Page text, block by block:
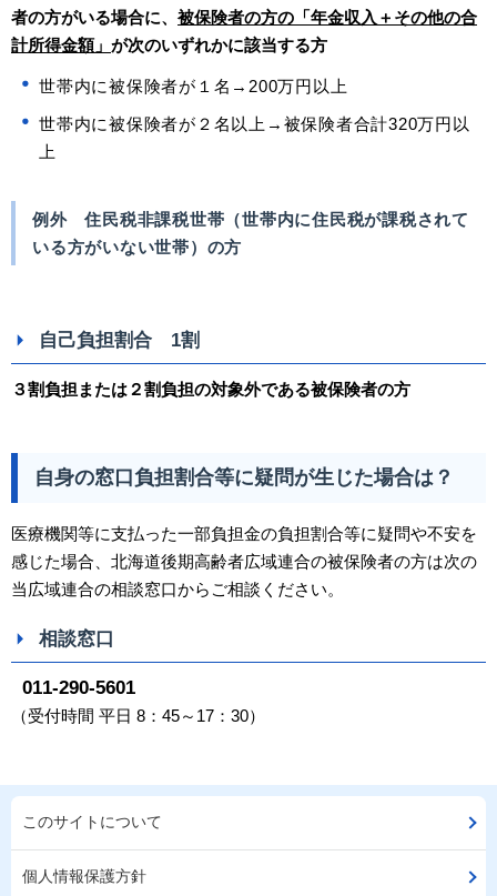
者の方がいる場合に、 被保険者の方の「年金収入＋その他の合
計所得金額」 が次のいずれかに該当する方
世帯内に被保険者が１名→200万円以上
世帯内に被保険者が２名以上→被保険者合計320万円以
上
例外住民税非課税世帯（世帯内に住民税が課税されて
いる方がいない世帯）の方
自己負担割合 1割
３割負担または２割負担の対象外である被保険者の方
自身の窓口負担割合等に疑問が生じた場合は？
医療機関等に支払った一部負担金の負担割合等に疑問や不安を
感じた場合、北海道後期高齢者広域連合の被保険者の方は次の
当広域連合の相談窓口からご相談ください。
相談窓口
011-290-5601
（受付時間 平日 8：45～17：30）
このサイトについて
個人情報保護方針